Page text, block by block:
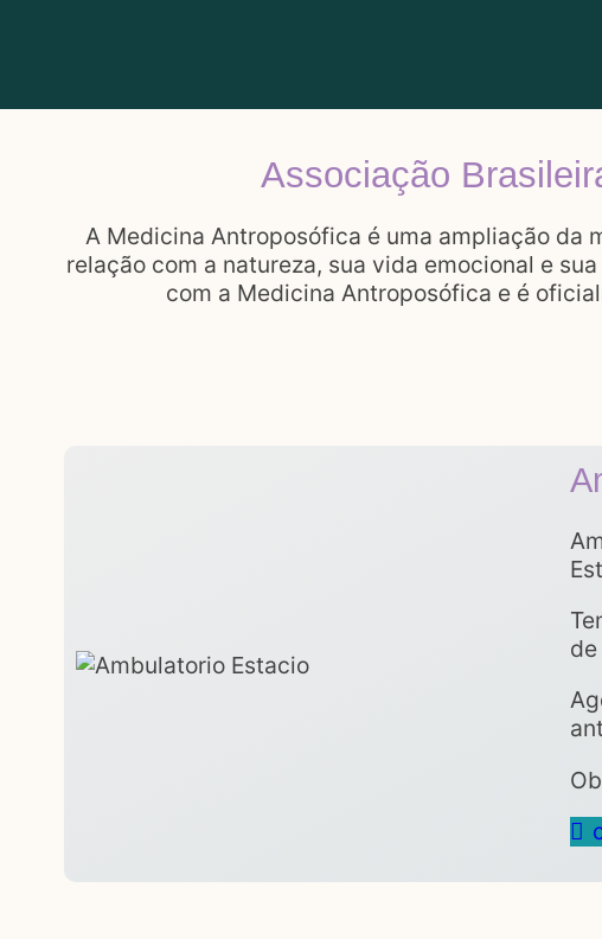
Associação
A Medicina Antroposófica é uma ampliação da
relação com a natureza, sua vida emocional e
com a Medicina Antroposófica e é